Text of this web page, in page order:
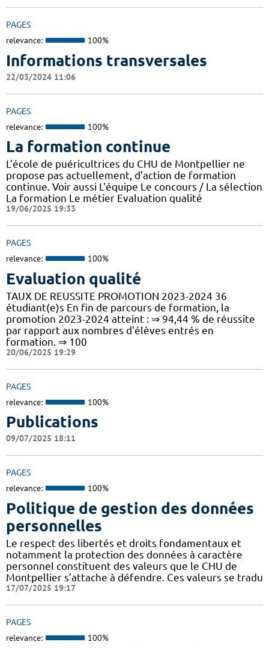
PAGES
relevance: 100%
Informations transversales
22/03/2024 11:06
PAGES
relevance: 100%
La formation continue
L'école de puéricultrices du CHU de Montpellier ne
propose pas actuellement, d’action de formation
continue. Voir aussi L'équipe Le concours / La sélection
La formation Le métier Evaluation qualité
19/06/2025 19:33
PAGES
relevance: 100%
Evaluation qualité
TAUX DE REUSSITE PROMOTION 2023-2024 36
étudiant(e)s En fin de parcours de formation, la
promotion 2023-2024 atteint : ⇒ 94,44 % de réussite
par rapport aux nombres d'élèves entrés en
formation. ⇒ 100
20/06/2025 19:29
PAGES
relevance: 100%
Publications
09/07/2025 18:11
PAGES
relevance: 100%
Politique de gestion des données
personnelles
Le respect des libertés et droits fondamentaux et
notamment la protection des données à caractère
personnel constituent des valeurs que le CHU de
Montpellier s’attache à défendre. Ces valeurs se tradu
17/07/2025 19:17
PAGES
relevance: 100%